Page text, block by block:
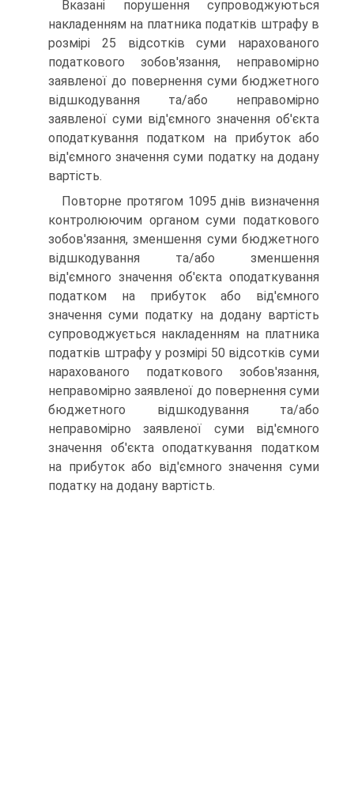
Вказані порушення супроводжуються
накладенням на платника податків штрафу в
розмірі 25 відсотків суми нарахованого
податкового зобов'язання, неправомірно
заявленої до повернення суми бюджетного
відшкодування та/або неправомірно
заявленої суми від'ємного значення об'єкта
оподаткування податком на прибуток або
від'ємного значення суми податку на додану
вартість.
Повторне протягом 1095 днів визначення
контролюючим органом суми податкового
зобов'язання, зменшення суми бюджетного
відшкодування та/або зменшення
від'ємного значення об'єкта оподаткування
податком на прибуток або від'ємного
значення суми податку на додану вартість
супроводжується накладенням на платника
податків штрафу у розмірі 50 відсотків суми
нарахованого податкового зобов'язання,
неправомірно заявленої до повернення суми
бюджетного відшкодування та/або
неправомірно заявленої суми від'ємного
значення об'єкта оподаткування податком
на прибуток або від'ємного значення суми
податку на додану вартість.